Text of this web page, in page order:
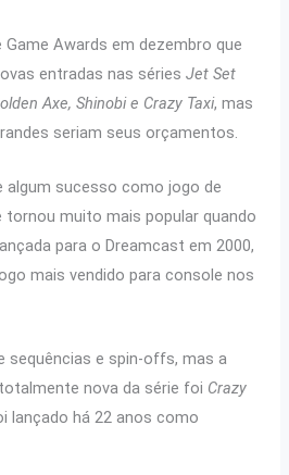
Awards em dezembro que
entradas nas sériesJet Set
Axe, Shinobi e Crazy Taxi, mas
seriam seus orçamentos.
algum sucesso como jogo de
tornou muito mais popular quando
para o Dreamcast em 2000,
mais vendido para console nos
sequências e spin-offs, mas a
nova da série foi Crazy
lançado há 22 anos como